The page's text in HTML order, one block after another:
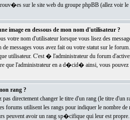
sur le site web du groupe phpBB (allez voir le
image en dessous de mon nom d'utilisateur ?
votre nom d'utilisateur lorsque vous lisez des
de messages vous avez fait ou votre statut sur le
utilisateur. C'est � l'administrateur du forum
que l'administrateur en a d�cid� ainsi, vous
rang ?
directement changer le titre d'un rang (le titre d'un
utilisent les rangs pour indiquer le nombre de
peuvent avoir un rang sp�cifique qui leur est